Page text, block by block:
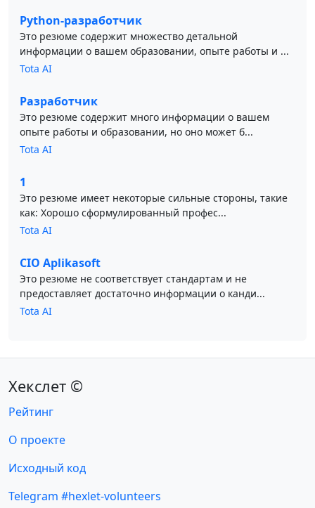
Python-разработчик
Это резюме содержит множество детальной
информации о вашем образовании, опыте работы и ...
Tota AI
Разработчик
Это резюме содержит много информации о вашем
опыте работы и образовании, но оно может б...
Tota AI
1
Это резюме имеет некоторые сильные стороны, такие
как: Хорошо сформулированный профес...
Tota AI
CIO Aplikasoft
Это резюме не соответствует стандартам и не
предоставляет достаточно информации о канди...
Tota AI
Хекслет ©
Рейтинг
О проекте
Исходный код
Telegram #hexlet-volunteers